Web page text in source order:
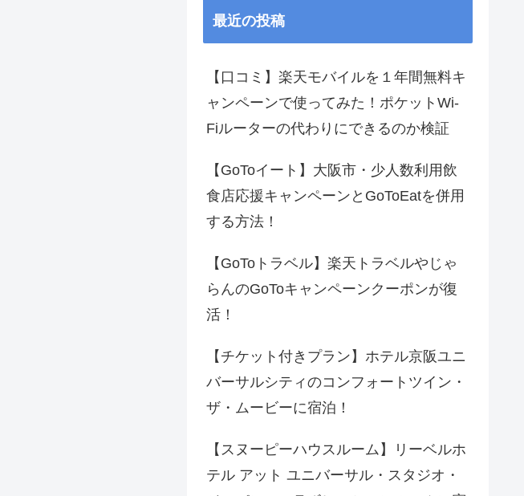
最近の投稿
【口コミ】楽天モバイルを１年間無料キ
ャンペーンで使ってみた！ポケットWi-
Fiルーターの代わりにできるのか検証
【GoToイート】大阪市・少人数利用飲
食店応援キャンペーンとGoToEatを併用
する方法！
【GoToトラベル】楽天トラベルやじゃ
らんのGoToキャンペーンクーポンが復
活！
【チケット付きプラン】ホテル京阪ユニ
バーサルシティのコンフォートツイン・
ザ・ムービーに宿泊！
【スヌーピーハウスルーム】リーベルホ
テル アット ユニバーサル・スタジオ・